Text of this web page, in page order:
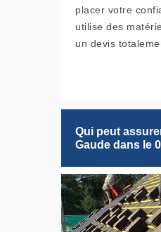
placer votre
utilise des
un devis
Qui peut
Gaude dans le